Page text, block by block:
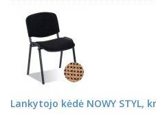
Lankytojo kėdė NOWY STYL,